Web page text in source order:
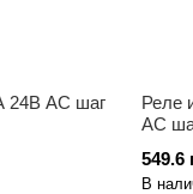
24B АС шаг
Реле
AC
549.6
В